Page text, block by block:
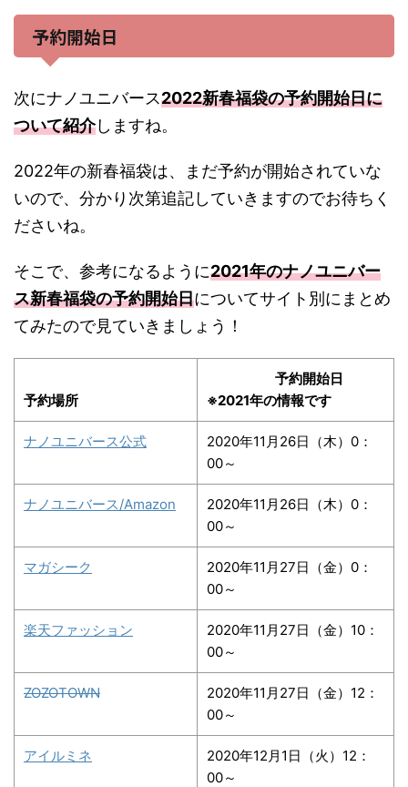
予約開始日
次にナノユニバース2022新春福袋の予約開始日に
ついて紹介しますね。
2022年の新春福袋は、まだ予約が開始されていな
いので、分かり次第追記していきますのでお待ちく
ださいね。
そこで、参考になるように2021年のナノユニバー
ス新春福袋の予約開始日についてサイト別にまとめ
てみたので見ていきましょう！
予約場所
予約開始日
※2021年の情報です
ナノユニバース公式
2020年11月26日（木）0：
00～
ナノユニバース/Amazon
2020年11月26日（木）0：
00～
マガシーク
2020年11月27日（金）0：
00～
楽天ファッション
2020年11月27日（金）10：
00～
ZOZOTOWN
2020年11月27日（金）12：
00～
アイルミネ
2020年12月1日（火）12：
00～